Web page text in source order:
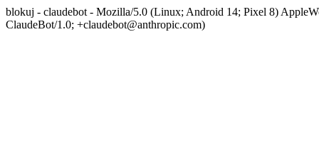
blokuj - claudebot - Mozilla/5.0 (Linux; Android 14; Pixel 8)
ClaudeBot/1.0; +claudebot@anthropic.com)